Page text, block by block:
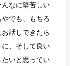
なに堅苦しい
でも、もちろ
話しできたら
、そして良い
いと思ってい